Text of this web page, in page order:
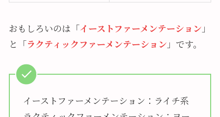
おもしろいのは「イーストファーメンテーション 」
と「ラクティックファーメンテーション 」です。
イーストファーメンテーション：ライチ系